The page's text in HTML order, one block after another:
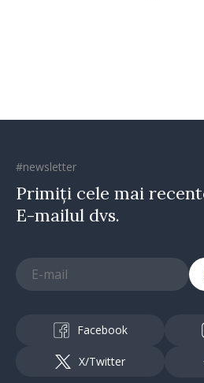
#newsletter
Primiți cele mai
E-mailul dvs.
Facebook
X/Twitter